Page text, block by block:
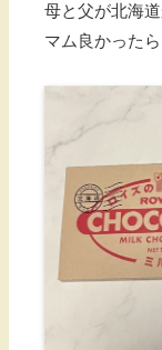
母と父が北海
マム良かったら